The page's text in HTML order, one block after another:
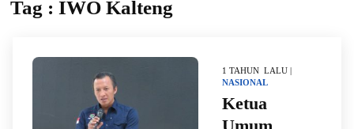
Tag : IWO Kalteng
1 TAHUN LALU |
NASIONAL
Ketua